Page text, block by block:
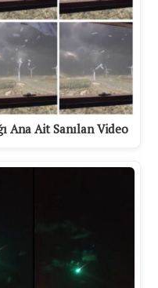
Ana Ait Sanılan Video